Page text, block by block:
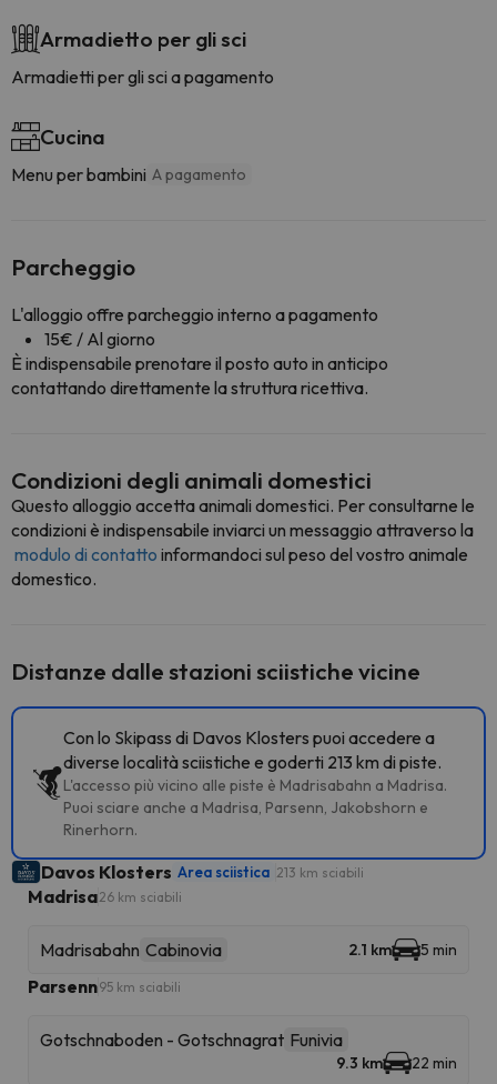
Armadietto per gli sci
Armadietti per gli sci a pagamento
Cucina
Menu per bambini A pagamento
Parcheggio
L'alloggio offre parcheggio interno a pagamento
15€ / Al giorno
È indispensabile prenotare il posto auto in anticipo
contattando direttamente la struttura ricettiva.
Condizioni degli animali domestici
Questo alloggio accetta animali domestici. Per consultarne le
condizioni è indispensabile inviarci un messaggio attraverso la
modulo di contatto informandoci sul peso del vostro animale
domestico.
Distanze dalle stazioni sciistiche vicine
Con lo Skipass di Davos Klosters puoi accedere a
diverse località sciistiche e goderti 213 km di piste.
L'accesso più vicino alle piste è Madrisabahn a Madrisa.
Puoi sciare anche a Madrisa, Parsenn, Jakobshorn e
Rinerhorn.
Davos Klosters Area sciistica 213 km sciabili
Madrisa26 km sciabili
Madrisabahn Cabinovia 2.1 km 5 min
Parsenn95 km sciabili
Gotschnaboden - Gotschnagrat Funivia
9.3 km 22 min